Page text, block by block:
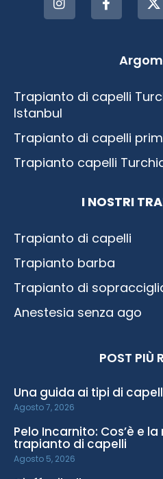
Trapianto di capelli
Istanbul
Trapianto di capelli
Trapianto capelli
I NOSTRI
Trapianto di capelli
Trapianto barba
Trapianto di
Anestesia senza ago
POST PIÙ
Una guida ai tipi di
Agosto 7, 2026
Pelo Incarnito: Cos’è e
trapianto di capelli
Agosto 5, 2026